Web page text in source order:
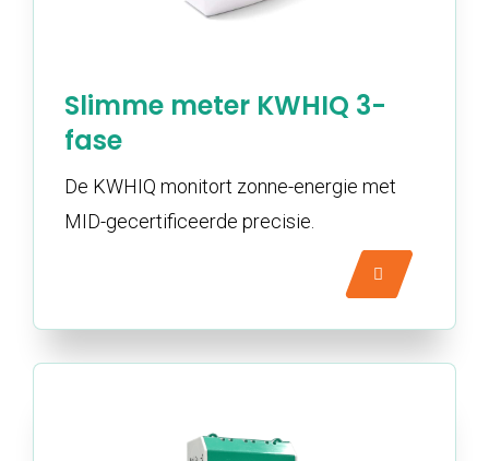
Slimme meter KWHIQ 3-
fase
De KWHIQ monitort zonne-energie met
MID-gecertificeerde precisie.